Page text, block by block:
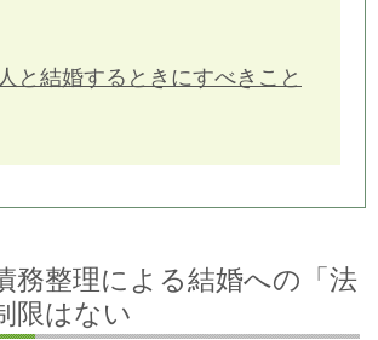
と結婚するときにすべきこと
務整理による結婚への「法
限はない